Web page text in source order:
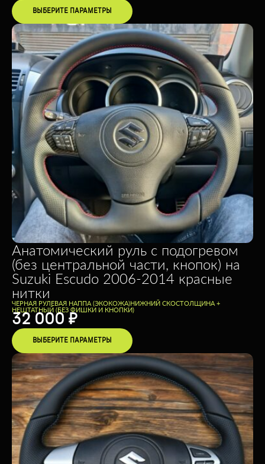
ВЫБЕРИТЕ ПАРАМЕТРЫ
Анатомический руль c подогревом
(без центральной части, кнопок) на
Suzuki Escudo 2006-2014 красные
нитки
ЧЕРНАЯ РУЛЕВАЯ НАППА (ЭКОКОЖА)НИЖНИЙ СКОСТОЛЩИНА +
НЕШТАТНЫЙ (БЕЗ ФИШКИ И КНОПКИ)
32 000 ₽
ВЫБЕРИТЕ ПАРАМЕТРЫ